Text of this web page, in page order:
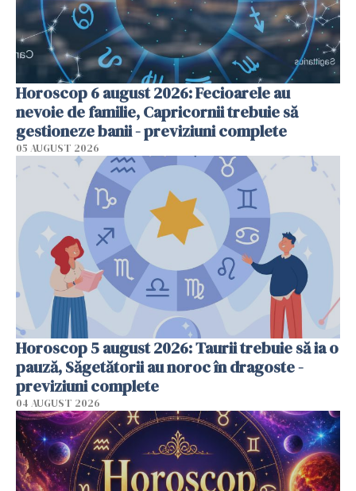
Horoscop 6 august 2026: Fecioarele au
nevoie de familie, Capricornii trebuie să
gestioneze banii - previziuni complete
05 AUGUST 2026
Horoscop 5 august 2026: Taurii trebuie să ia o
pauză, Săgetătorii au noroc în dragoste -
previziuni complete
04 AUGUST 2026